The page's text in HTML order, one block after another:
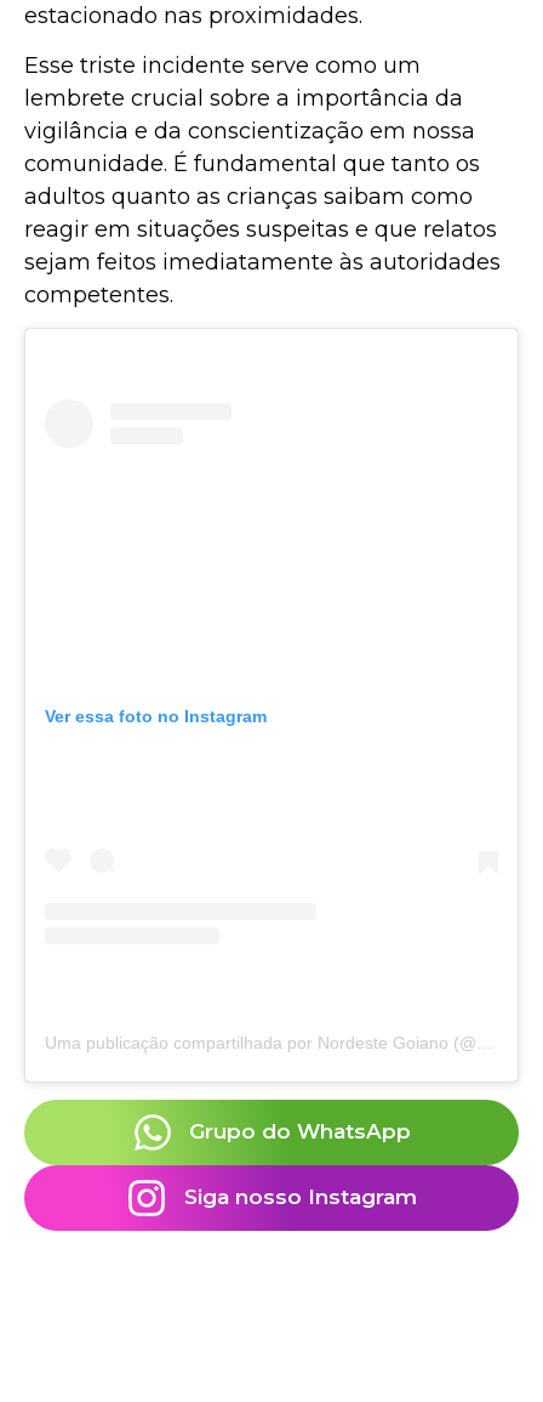
estacionado nas proximidades.
Esse triste incidente serve como um
lembrete crucial sobre a importância da
vigilância e da conscientização em nossa
comunidade. É fundamental que tanto os
adultos quanto as crianças saibam como
reagir em situações suspeitas e que relatos
sejam feitos imediatamente às autoridades
competentes.
Ver essa foto no Instagram
Uma publicação compartilhada por Nordeste Goiano (@nordeste.goiano)
Grupo do WhatsApp
Siga nosso Instagram